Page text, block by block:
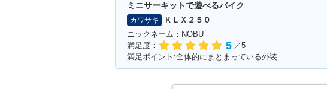
ミニサーキットで遊べるバイク
カワサキ
ＫＬＸ２５０
ニックネーム：NOBU
満足度：
5 ／5
満足ポイント:全体的にまとまっている外装